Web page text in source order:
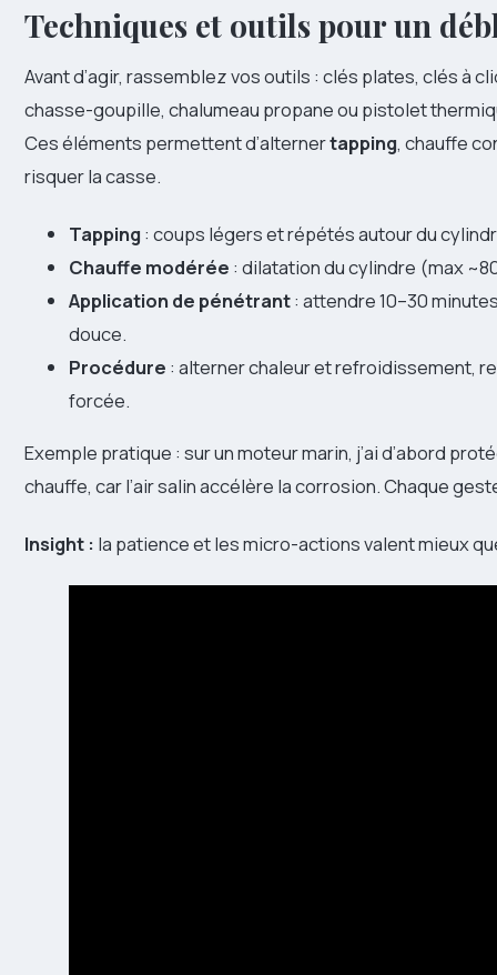
Techniques et outils pour un
Avant d’agir, rassemblez vos outils : clés plates, clés à
chasse-goupille, chalumeau propane ou pistolet
Ces éléments permettent d’alternertapping, chauffe
risquer la casse.
Tapping : coups légers et répétés autour du
Chauffe modérée : dilatation du cylindre (max
Application de pénétrant: attendre 10–30
douce.
Procédure : alterner chaleur et refroidissement,
forcée.
Exemple pratique : sur un moteur marin, j’ai d’abord
chauffe, car l’air salin accélère la corrosion. Chaque
Insight : la patience et les micro-actions valent mieux